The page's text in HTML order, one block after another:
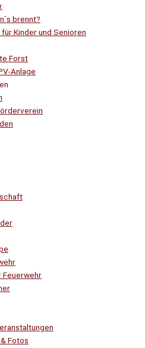
brennt?
Kinder und Senioren
Forst
Anlage
Feuerwehr
Fotos